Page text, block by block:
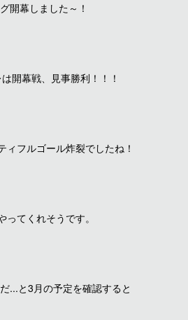
開幕しました～！
開幕戦、見事勝利！！！
ィフルゴール炸裂でしたね！
ってくれそうです。
...と3月の予定を確認すると